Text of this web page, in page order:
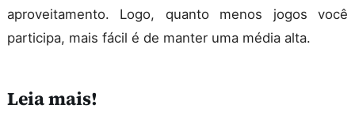
aproveitamento. Logo, quanto menos jogos você
participa, mais fácil é de manter uma média alta.
Leia mais!